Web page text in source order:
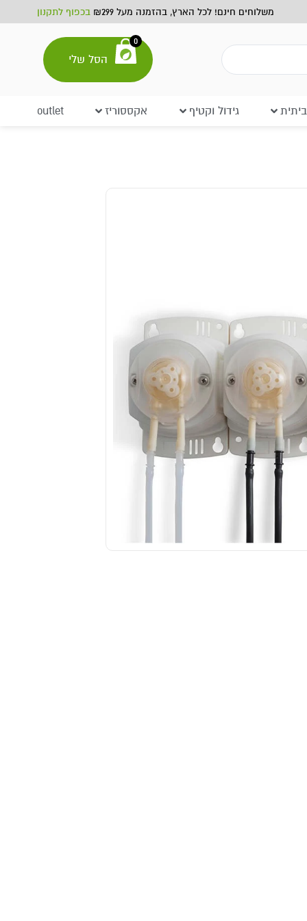
משלוחים חינם! לכל הארץ, בהזמנה מעל ₪299 בכפוף לתקנון
0
הסל שלי
גידול וקטיף אקססוריז outlet